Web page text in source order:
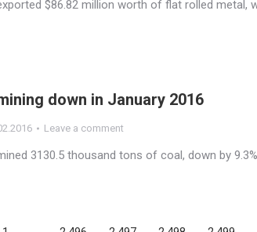
$86.82 million worth of flat rolled metal,
down in January 2016
Leave a comment
3130.5 thousand tons of coal, down by